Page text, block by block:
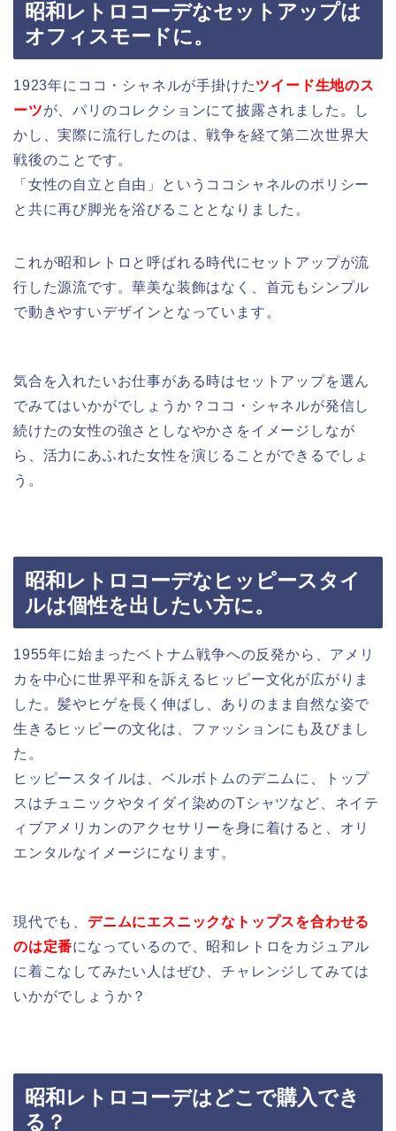
昭和レトロコーデなセットアップは
オフィスモードに。
1923年にココ・シャネルが手掛けたツイード生地のス
ーツが、パリのコレクションにて披露されました。し
かし、実際に流行したのは、戦争を経て第二次世界大
戦後のことです。
「女性の自立と自由」というココシャネルのポリシー
と共に再び脚光を浴びることとなりました。
これが昭和レトロと呼ばれる時代にセットアップが流
行した源流です。華美な装飾はなく、首元もシンプル
で動きやすいデザインとなっています。
気合を入れたいお仕事がある時はセットアップを選ん
でみてはいかがでしょうか？ココ・シャネルが発信し
続けたの女性の強さとしなやかさをイメージしなが
ら、活力にあふれた女性を演じることができるでしょ
う。
昭和レトロコーデなヒッピースタイ
ルは個性を出したい方に。
1955年に始まったベトナム戦争への反発から、アメリ
カを中心に世界平和を訴えるヒッピー文化が広がりま
した。髪やヒゲを長く伸ばし、ありのまま自然な姿で
生きるヒッピーの文化は、ファッションにも及びまし
た。
ヒッピースタイルは、ベルボトムのデニムに、トップ
スはチュニックやタイダイ染めのTシャツなど、ネイテ
ィブアメリカンのアクセサリーを身に着けると、オリ
エンタルなイメージになります。
現代でも、 デニムにエスニックなトップスを合わせる
のは定番になっているので、昭和レトロをカジュアル
に着こなしてみたい人はぜひ、チャレンジしてみては
いかがでしょうか？
昭和レトロコーデはどこで購入でき
る？